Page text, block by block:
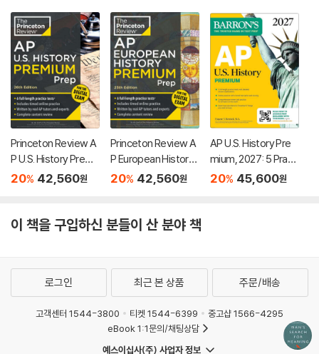
Princeton Review A
P U.S. History Premi
um Prep, 26th Editio
line + Content Revie
20% 42,560원
Princeton Review A
P European History
Premium Prep, 25th
ce Online + Content
20% 42,560원
AP U.S. History Pre
mium, 2027: 5 Practi
ce Tests + Compre
20% 45,600원
이 책을 구입하신 분들이 산 분야 책
로그인 최근 본 상품 주문/배송
고객센터 1544-3800 티켓 1544-6399
중고샵 1566-4295
eBook 1:1문의/채팅상담
예스이십사(주) 사업자 정보